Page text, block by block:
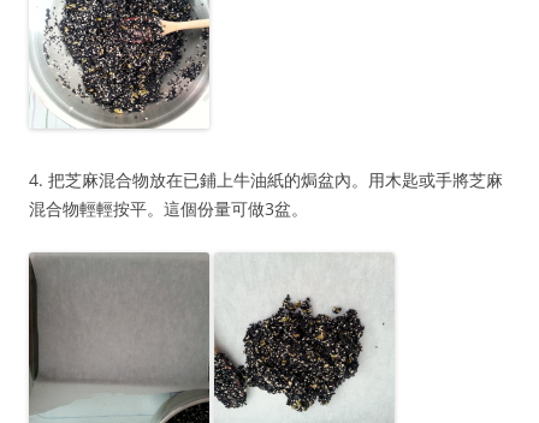
4. 把芝麻混合物放在已鋪上牛油紙的焗盆內。用木匙或手將芝麻
混合物輕輕按平。這個份量可做3盆。